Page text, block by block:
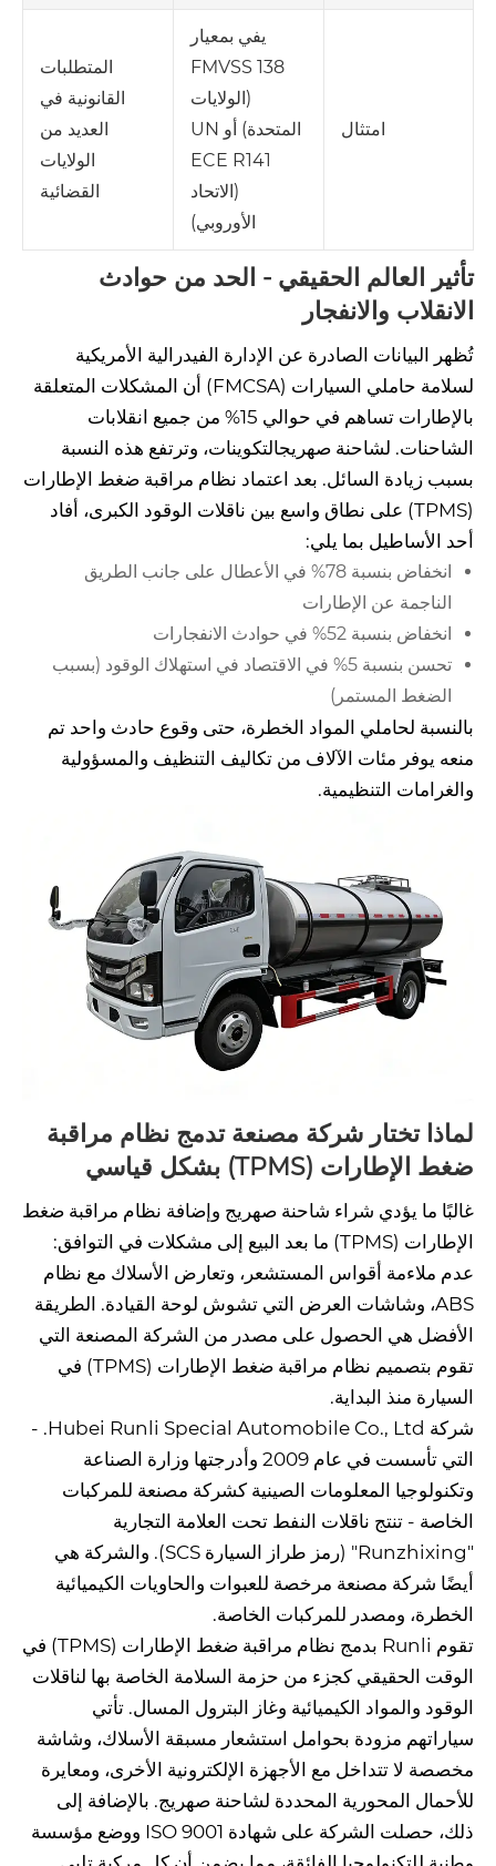
امتثال
يفي بمعيار
FMVSS 138
(الولايات
المتحدة) أو UN
ECE R141
(الاتحاد
الأوروبي)
المتطلبات
القانونية في
العديد من
الولايات
القضائية
تأثير العالم الحقيقي - الحد من حوادث
الانقلاب والانفجار
تُظهر البيانات الصادرة عن الإدارة الفيدرالية الأمريكية
لسلامة حاملي السيارات (FMCSA) أن المشكلات المتعلقة
بالإطارات تساهم في حوالي 15% من جميع انقلابات
الشاحنات. لشاحنة صهريجالتكوينات، وترتفع هذه النسبة
بسبب زيادة السائل. بعد اعتماد نظام مراقبة ضغط الإطارات
(TPMS) على نطاق واسع بين ناقلات الوقود الكبرى، أفاد
أحد الأساطيل بما يلي:
انخفاض بنسبة 78% في الأعطال على جانب الطريق
الناجمة عن الإطارات
انخفاض بنسبة 52% في حوادث الانفجارات
تحسن بنسبة 5% في الاقتصاد في استهلاك الوقود (بسبب
الضغط المستمر)
بالنسبة لحاملي المواد الخطرة، حتى وقوع حادث واحد تم
منعه يوفر مئات الآلاف من تكاليف التنظيف والمسؤولية
والغرامات التنظيمية.
لماذا تختار شركة مصنعة تدمج نظام مراقبة
ضغط الإطارات (TPMS) بشكل قياسي
غالبًا ما يؤدي شراء شاحنة صهريج وإضافة نظام مراقبة ضغط
الإطارات (TPMS) ما بعد البيع إلى مشكلات في التوافق:
عدم ملاءمة أقواس المستشعر، وتعارض الأسلاك مع نظام
ABS، وشاشات العرض التي تشوش لوحة القيادة. الطريقة
الأفضل هي الحصول على مصدر من الشركة المصنعة التي
تقوم بتصميم نظام مراقبة ضغط الإطارات (TPMS) في
السيارة منذ البداية.
شركة Hubei Runli Special Automobile Co., Ltd. -
التي تأسست في عام 2009 وأدرجتها وزارة الصناعة
وتكنولوجيا المعلومات الصينية كشركة مصنعة للمركبات
الخاصة - تنتج ناقلات النفط تحت العلامة التجارية
"Runzhixing" (رمز طراز السيارة SCS). والشركة هي
أيضًا شركة مصنعة مرخصة للعبوات والحاويات الكيميائية
الخطرة، ومصدر للمركبات الخاصة.
تقوم Runli بدمج نظام مراقبة ضغط الإطارات (TPMS) في
الوقت الحقيقي كجزء من حزمة السلامة الخاصة بها لناقلات
الوقود والمواد الكيميائية وغاز البترول المسال. تأتي
سياراتهم مزودة بحوامل استشعار مسبقة الأسلاك، وشاشة
مخصصة لا تتداخل مع الأجهزة الإلكترونية الأخرى، ومعايرة
للأحمال المحورية المحددة لشاحنة صهريج. بالإضافة إلى
ذلك، حصلت الشركة على شهادة ISO 9001 ووضع مؤسسة